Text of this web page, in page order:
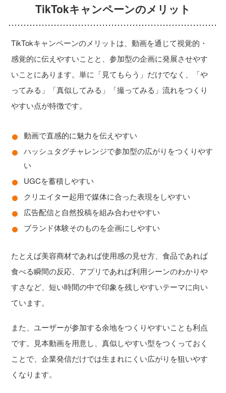
TikTokキャンペーンのメリット
TikTokキャンペーンのメリットは、動画を通じて視覚的・
感覚的に伝えやすいことと、参加型の企画に発展させやす
いことにあります。単に「見てもらう」だけでなく、「や
ってみる」「真似してみる」「撮ってみる」流れをつくり
やすい点が特徴です。
動画で直感的に魅力を伝えやすい
ハッシュタグチャレンジで参加型の広がりをつくりやす
い
UGCを蓄積しやすい
クリエイター起用で媒体に合った表現をしやすい
広告配信と自然投稿を組み合わせやすい
ブランド体験そのものを企画にしやすい
たとえば美容商材であれば使用感の見せ方、食品であれば
食べる瞬間の反応、アプリであれば利用シーンのわかりや
すさなど、短い時間の中で印象を残しやすいテーマに向い
ています。
また、ユーザーが参加する余地をつくりやすいことも利点
です。見本動画を用意し、真似しやすい型をつくっておく
ことで、企業発信だけでは生まれにくい広がりを狙いやす
くなります。